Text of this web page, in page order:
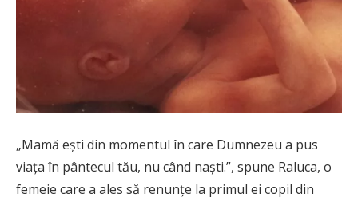
„Mamă eşti din momentul în care Dumnezeu a pus
viaţa în pântecul tău, nu când naşti.”, spune Raluca, o
femeie care a ales să renunțe la primul ei copil din